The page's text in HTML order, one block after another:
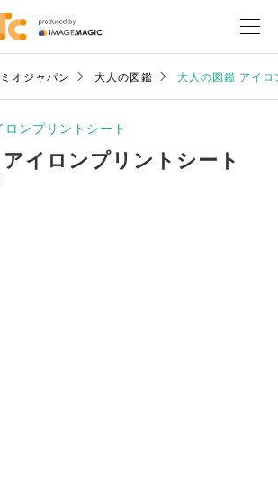
オジャパン 大人の図鑑 大人の図鑑 アイ
ロンプリントシート
イロンプリントシート